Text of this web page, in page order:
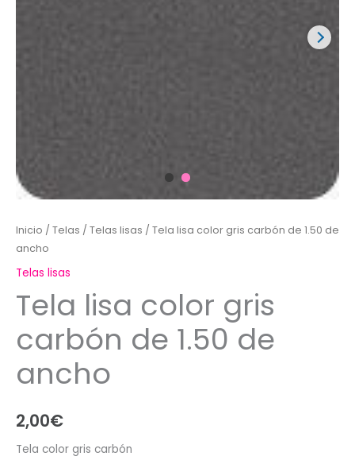
Inicio / Telas / Telas lisas / Tela lisa color gris carbón de 1.50 de
ancho
Telas lisas
Tela lisa color gris
carbón de 1.50 de
ancho
2,00€
Tela color gris carbón